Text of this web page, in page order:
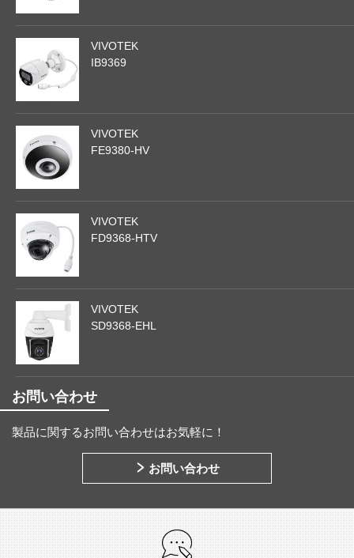
VIVOTEK
IB9369
VIVOTEK
FE9380-HV
VIVOTEK
FD9368-HTV
VIVOTEK
SD9368-EHL
お問い合わせ
製品に関するお問い合わせはお気軽に！
お問い合わせ